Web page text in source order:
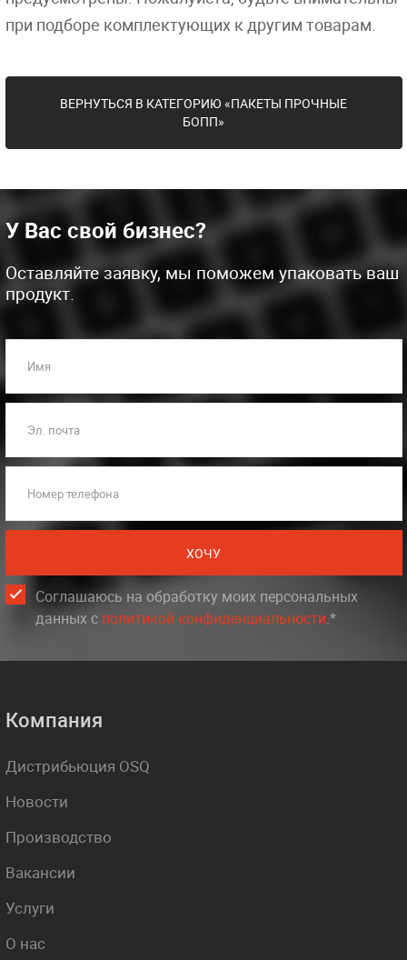
при подборе комплектующих к другим товарам.
ВЕРНУТЬСЯ В КАТЕГОРИЮ «ПАКЕТЫ ПРОЧНЫЕ
БОПП»
У Вас свой бизнес?
Оставляйте заявку, мы поможем упаковать ваш
продукт.
Имя
Эл. почта
Номер телефона
ХОЧУ
Соглашаюсь на обработку моих персональных
данных c политикой конфиденциальности.*
Компания
Дистрибьюция OSQ
Новости
Производство
Вакансии
Услуги
О нас